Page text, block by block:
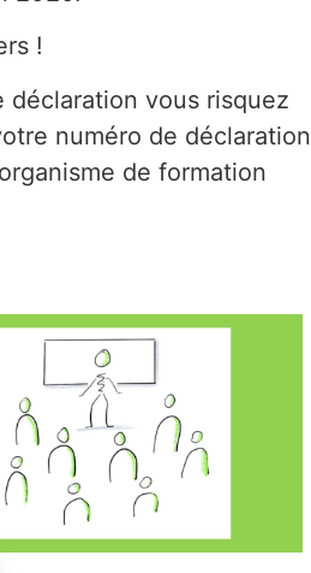
!
déclaration vous risquez
numéro de déclaration
de formation